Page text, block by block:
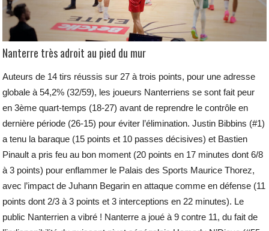
Nanterre très adroit au pied du mur
Auteurs de 14 tirs réussis sur 27 à trois points, pour une adresse
globale à 54,2% (32/59), les joueurs Nanterriens se sont fait peur
en 3ème quart-temps (18-27) avant de reprendre le contrôle en
dernière période (26-15) pour éviter l’élimination. Justin Bibbins (#1)
a tenu la baraque (15 points et 10 passes décisives) et Bastien
Pinault a pris feu au bon moment (20 points en 17 minutes dont 6/8
à 3 points) pour enflammer le Palais des Sports Maurice Thorez,
avec l’impact de Juhann Begarin en attaque comme en défense (11
points dont 2/3 à 3 points et 3 interceptions en 22 minutes). Le
public Nanterrien a vibré ! Nanterre a joué à 9 contre 11, du fait de